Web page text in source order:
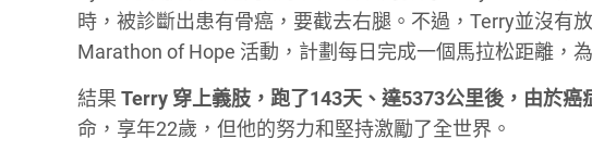
時，被診斷出患有骨癌，要截去右腿。不過，Terry並沒有
Marathon of Hope 活動，計劃每日完成一個馬拉松距離，
結果Terry 穿上義肢，跑了143天、達5373公里後，由於癌
命，享年22歲，但他的努力和堅持激勵了全世界。